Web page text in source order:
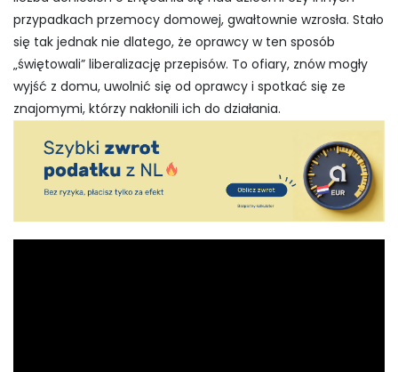
przypadkach przemocy domowej, gwałtownie wzrosła. Stało
się tak jednak nie dlatego, że oprawcy w ten sposób
„świętowali” liberalizację przepisów. To ofiary, znów mogły
wyjść z domu, uwolnić się od oprawcy i spotkać się ze
znajomymi, którzy nakłonili ich do działania.